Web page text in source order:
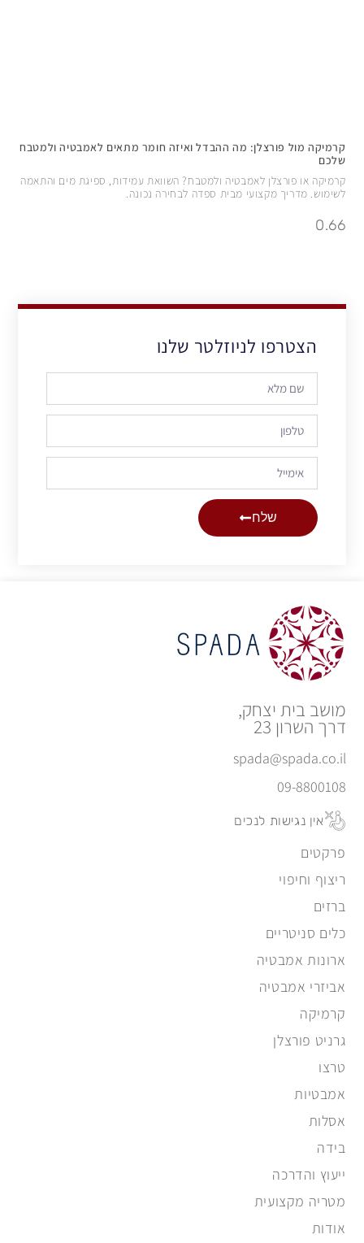
קרמיקה מול פורצלן: מה ההבדל ואיזה חומר מתאים לאמבטיה ולמטבח
שלכם
קרמיקה או פורצלן לאמבטיה ולמטבח? השוואת עמידות, ספיגת מים והתאמה
לשימוש. מדריך מקצועי מבית ספדה לבחירה נכונה.
הצטרפו לניוזלטר שלנו
שלח
מושב בית יצחק,
דרך השרון 23
spada@spada.co.il
09-8800108
אין נגישות לנכים
פרקטים
ריצוף וחיפוי
ברזים
כלים סניטריים
ארונות אמבטיה
אביזרי אמבטיה
קרמיקה
גרניט פורצלן
טרצו
אמבטיות
אסלות
בידה
ייעוץ והדרכה
מטריה מקצועית
אודות